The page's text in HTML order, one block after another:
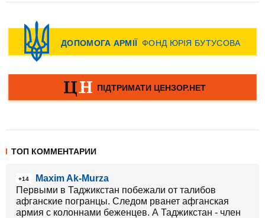
ТОП КОММЕНТАРИИ
+14
Maxim Ak-Murza
Первыми в Таджикстан побежали от талибов
афганские погранцы. Следом рванет афганская
армия с колоннами беженцев. А Таджикстан - член